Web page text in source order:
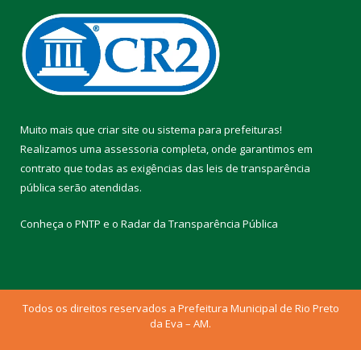
Muito mais que criar site ou sistema para prefeituras!
Realizamos uma assessoria completa, onde garantimos em
contrato que todas as exigências das leis de transparência
pública serão atendidas.
Conheça o PNTP e o Radar da Transparência Pública
Todos os direitos reservados a Prefeitura Municipal de Rio Preto
da Eva – AM.